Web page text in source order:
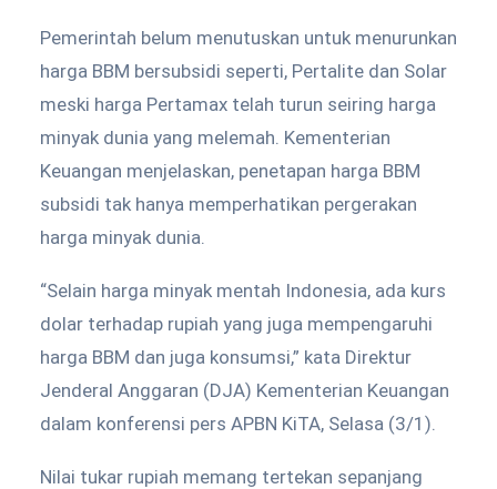
Pemerintah belum menutuskan untuk menurunkan
harga BBM bersubsidi seperti, Pertalite dan Solar
meski harga Pertamax telah turun seiring harga
minyak dunia yang melemah. Kementerian
Keuangan menjelaskan, penetapan harga BBM
subsidi tak hanya memperhatikan pergerakan
harga minyak dunia.
“Selain harga minyak mentah Indonesia, ada kurs
dolar terhadap rupiah yang juga mempengaruhi
harga BBM dan juga konsumsi,” kata Direktur
Jenderal Anggaran (DJA) Kementerian Keuangan
dalam konferensi pers APBN KiTA, Selasa (3/1).
Nilai tukar rupiah memang tertekan sepanjang